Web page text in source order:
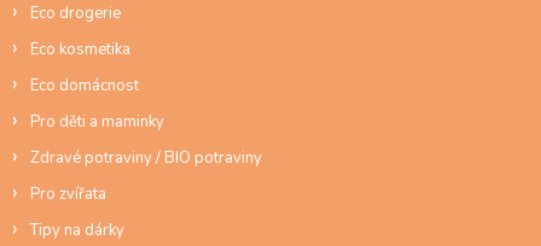
Eco drogerie
Eco kosmetika
Eco domácnost
Pro děti a maminky
Zdravé potraviny / BIO potraviny
Pro zvířata
Tipy na dárky